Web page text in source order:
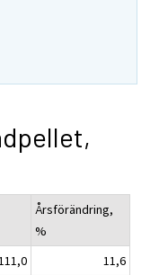
Årsförändring,
%
11,6